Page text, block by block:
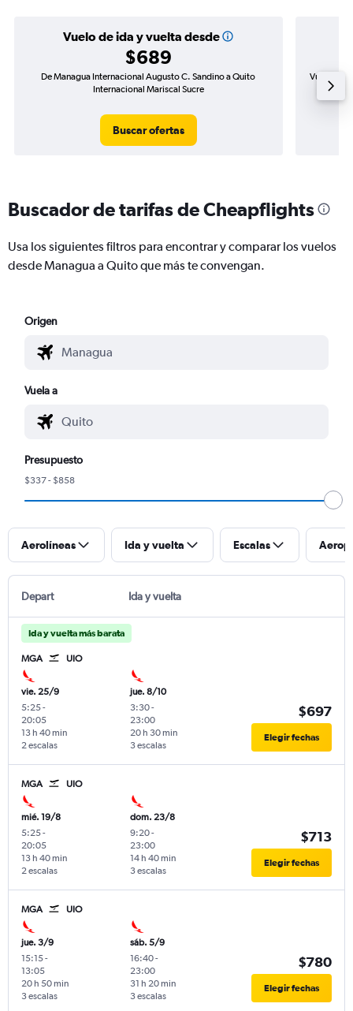
Vuelo de ida y vuelta desde
$689
De Managua Internacional Augusto C. Sandino a Quito
Internacional Mariscal Sucre
Buscar ofertas
Vuelo de
Buscador de tarifas de Cheapflights
Usa los siguientes filtros para encontrar y comparar los vuelos
desde Managua a Quito que más te convengan.
Origen
Vuela a
Presupuesto
$337 - $858
Aerolíneas Ida y vuelta Escalas
Depart Ida y vuelta
Ida y vuelta más barata
MGA UIO
vie. 25/9
5:25-
20:05
2 escalas
13 h 40 min
jue. 8/10
3:30-
23:00
3 escalas
20 h 30 min
$697
Elegir fechas
MGA UIO
mié. 19/8
5:25-
20:05
2 escalas
13 h 40 min
dom. 23/8
9:20-
23:00
3 escalas
14 h 40 min
$713
Elegir fechas
MGA UIO
jue. 3/9
15:15-
13:05
3 escalas
20 h 50 min
sáb. 5/9
16:40-
23:00
3 escalas
31 h 20 min
$780
Elegir fechas